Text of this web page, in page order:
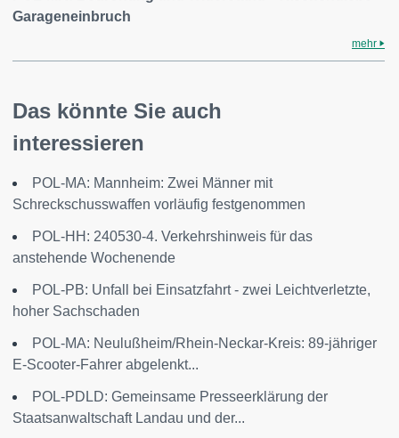
Garageneinbruch
mehr
Das könnte Sie auch
interessieren
POL-MA: Mannheim: Zwei Männer mit
Schreckschusswaffen vorläufig festgenommen
POL-HH: 240530-4. Verkehrshinweis für das
anstehende Wochenende
POL-PB: Unfall bei Einsatzfahrt - zwei Leichtverletzte,
hoher Sachschaden
POL-MA: Neulußheim/Rhein-Neckar-Kreis: 89-jähriger
E-Scooter-Fahrer abgelenkt...
POL-PDLD: Gemeinsame Presseerklärung der
Staatsanwaltschaft Landau und der...